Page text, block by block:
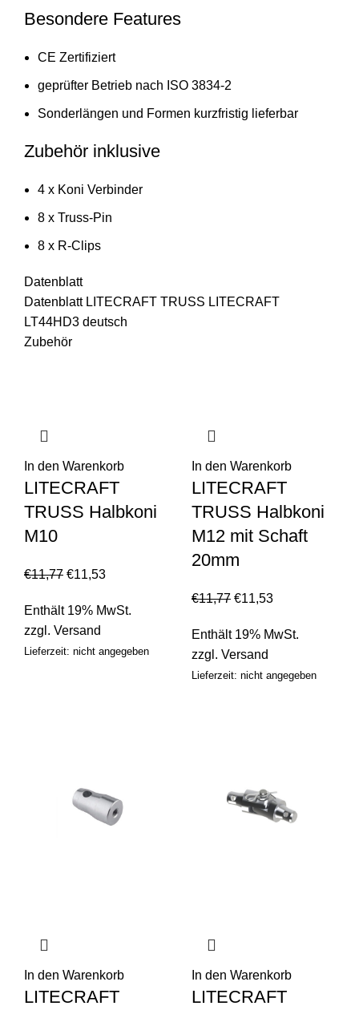
Besondere Features
CE Zertifiziert
geprüfter Betrieb nach ISO 3834-2
Sonderlängen und Formen kurzfristig lieferbar
Zubehör inklusive
4 x Koni Verbinder
8 x Truss-Pin
8 x R-Clips
Datenblatt
Datenblatt LITECRAFT TRUSS LITECRAFT
LT44HD3 deutsch
Zubehör
In den Warenkorb
LITECRAFT
TRUSS Halbkoni
M10
€11,77 €11,53
Enthält 19% MwSt.
zzgl. Versand
Lieferzeit: nicht angegeben
In den Warenkorb
LITECRAFT
TRUSS Halbkoni
M12 mit Schaft
20mm
€11,77 €11,53
Enthält 19% MwSt.
zzgl. Versand
Lieferzeit: nicht angegeben
In den Warenkorb
LITECRAFT
In den Warenkorb
LITECRAFT